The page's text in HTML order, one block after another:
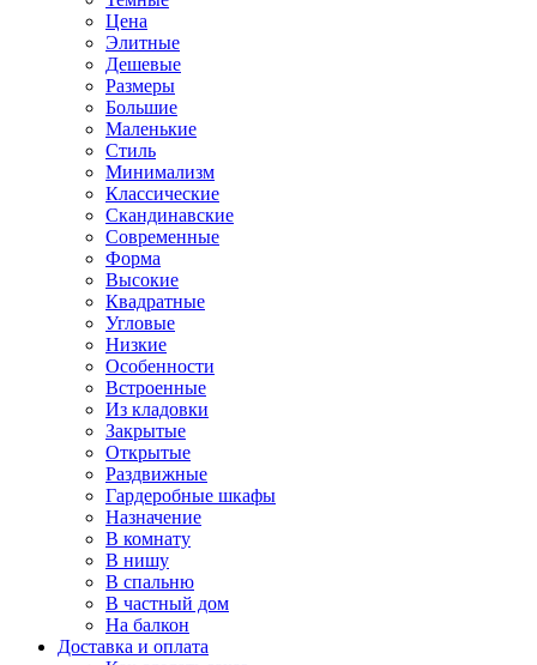
Цена
Элитные
Дешевые
Размеры
Большие
Маленькие
Стиль
Минимализм
Классические
Скандинавские
Современные
Форма
Высокие
Квадратные
Угловые
Низкие
Особенности
Встроенные
Из кладовки
Закрытые
Открытые
Раздвижные
Гардеробные шкафы
Назначение
В комнату
В нишу
В спальню
В частный дом
На балкон
Доставка и оплата